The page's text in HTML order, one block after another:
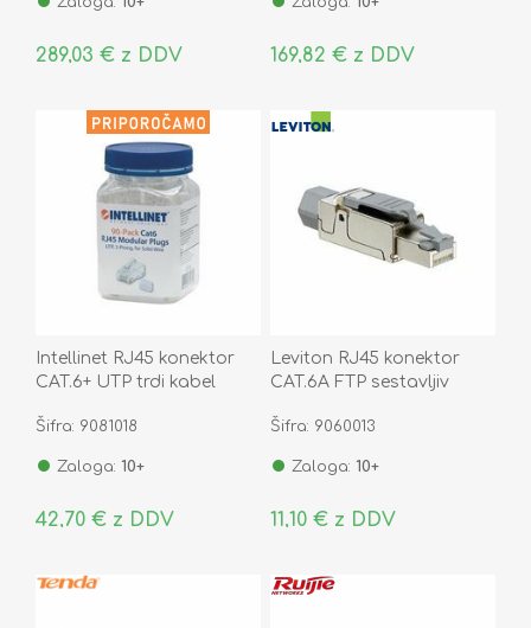
289,03 € z DDV 169,82 € z DDV
Intellinet RJ45 konektor
CAT.6+ UTP trdi kabel
Šifra: 9081018
Zaloga: 10+
42,70 € z DDV
Leviton RJ45 konektor
CAT.6A FTP sestavljiv
Šifra: 9060013
Zaloga: 10+
11,10 € z DDV